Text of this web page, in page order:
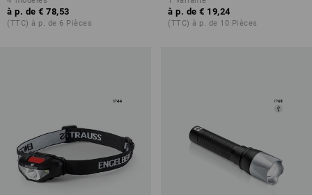
à p. de € 78,53
(TTC) à p. de 6 Pièces
à p. de € 19,24
(TTC) à p. de 10 Pièces